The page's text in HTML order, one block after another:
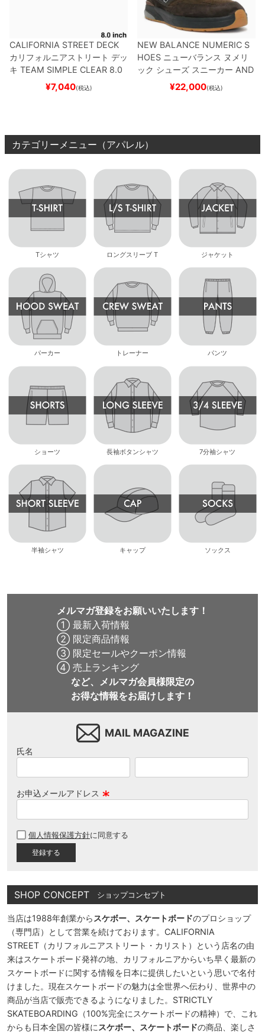
CALIFORNIA STREET DECK
カリフォルニアストリート デッ
キ TEAM SIMPLE CLEAR 8.0
ブランク（DSM）
ード スケボー
¥7,040(税込)
NEW BALANCE NUMERIC S
HOES ニューバランス ヌメリ
ック シューズ スニーカー AND
REW REYNOLDS 933
BROWN/BLACK
スケート
¥22,000(税込)
カテゴリーメニュー（アパレル）
Tシャツ ロングスリーブ T ジャケット
パーカー トレーナー パンツ
ショーツ 長袖ボタンシャツ 7分袖シャツ
半袖シャツ キャップ ソックス
メルマガ登録をお願いいたします！
① 最新入荷情報
② 限定商品情報
③ 限定セールやクーポン情報
④ 売上ランキング
など、メルマガ会員様限定の
お得な情報をお届けします！
MAIL MAGAZINE
氏名
お申込メールアドレス
須
個人情報保護方針に同意する
SHOP CONCEPT ショップコンセプト
当店は1988年創業からスケボー、スケートボードのプロショップ
（専門店）として営業を続けております。CALIFORNIA
STREET（カリフォルニアストリート・カリスト）という店名の由
来はスケートボード発祥の地、カリフォルニアからいち早く最新の
スケートボードに関する情報を日本に提供したいという思いで名付
けました。現在スケートボードの魅力は全世界へ伝わり、世界中の
商品が当店で販売できるようになりました。STRICTLY
SKATEBOARDING（100%完全にスケートボードの精神）で、これ
からも日本全国の皆様にスケボー、スケートボードの商品、楽しさ